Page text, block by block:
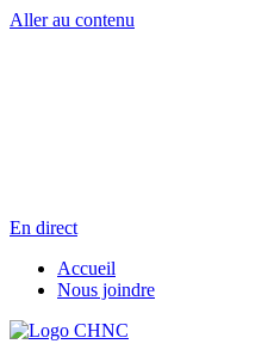
Aller au contenu
En direct
Accueil
Nous joindre